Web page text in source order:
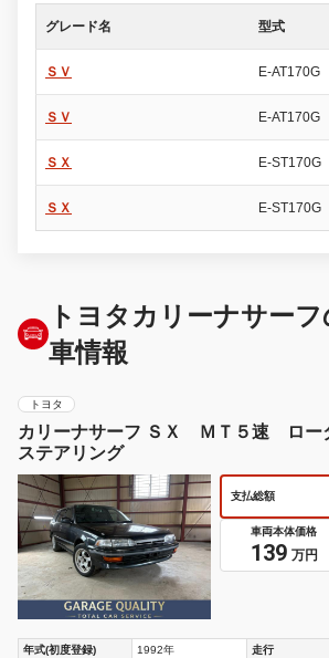
グレード名 型式
ＳＶ E-AT170G
ＳＶ E-AT170G
ＳＸ E-ST170G
ＳＸ E-ST170G
トヨタカリーナサー
車情報
トヨタ
カリーナサーフ ＳＸ ＭＴ５速 ロー
ステアリング
支払総額
車両本体価格
139 万円
年式(初度登録) 1992年 走行